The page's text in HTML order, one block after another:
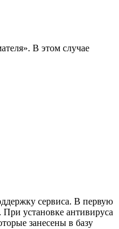
В этом случае
сервиса. В первую
установке антивируса
занесены в базу